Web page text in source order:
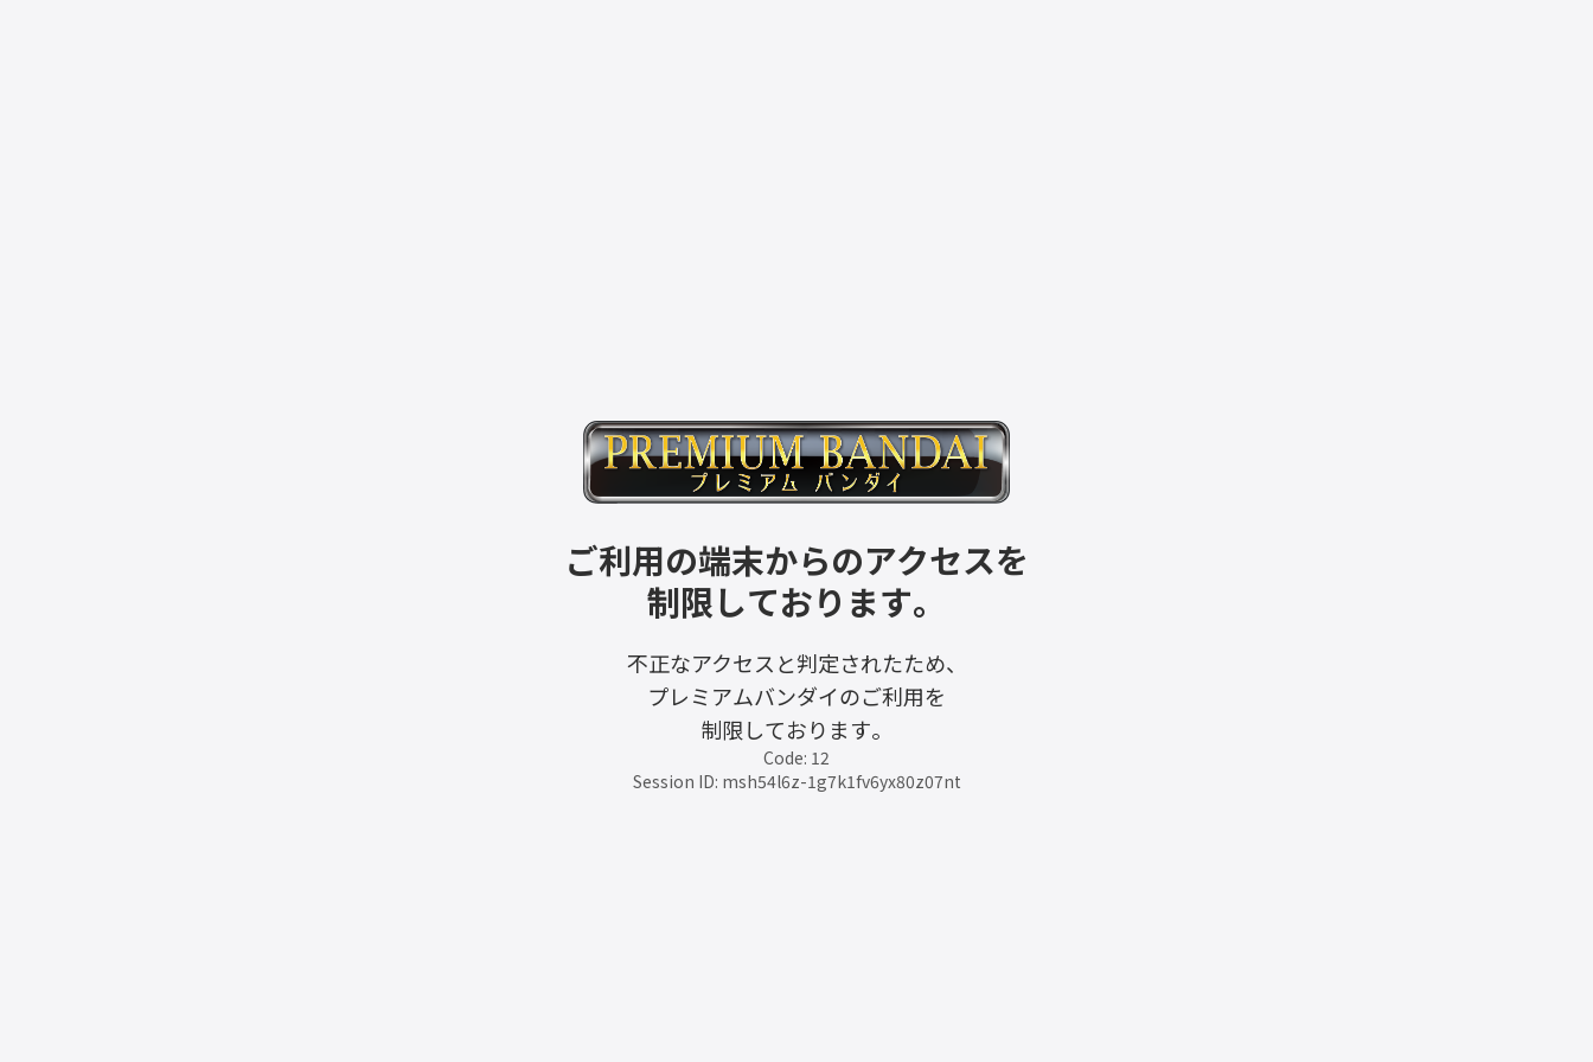
ご利用の端末からのアクセスを
制限しております。
不正なアクセスと判定されたため、
プレミアムバンダイのご利用を
制限しております。
Code: 12
Session ID: msh54l6z-1g7k1fv6yx80z07nt